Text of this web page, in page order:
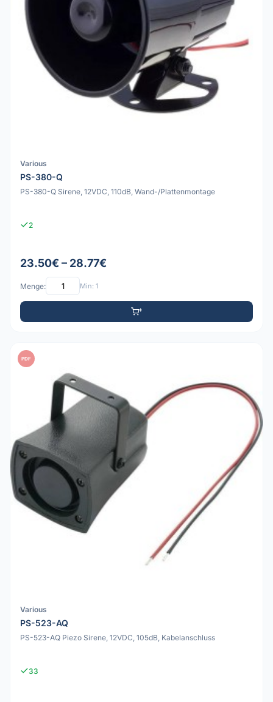
Various
PS-380-Q
PS-380-Q Sirene, 12VDC, 110dB, Wand-/Plattenmontage
2
23.50€ – 28.77€
Menge: Min: 1
PDF
Various
PS-523-AQ
PS-523-AQ Piezo Sirene, 12VDC, 105dB, Kabelanschluss
33